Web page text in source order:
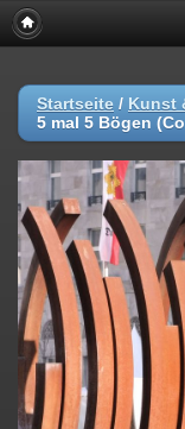
Startseite / Kunst
5 mal 5 Bögen